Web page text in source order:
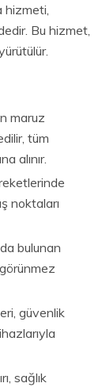
hizmeti,
Bu hizmet,
maruz
tüm
alınır.
noktaları
bulunan
güvenlik
sağlık